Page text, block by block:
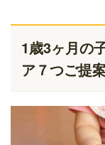
1歳3ヶ月の
ア７つご提